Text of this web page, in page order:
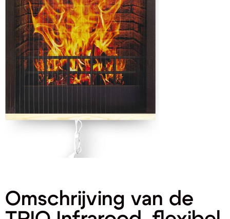
Omschrijving van de